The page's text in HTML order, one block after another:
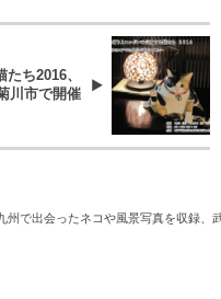
ち2016、
川市で開催
州で出会ったネコや風景写真を収録、